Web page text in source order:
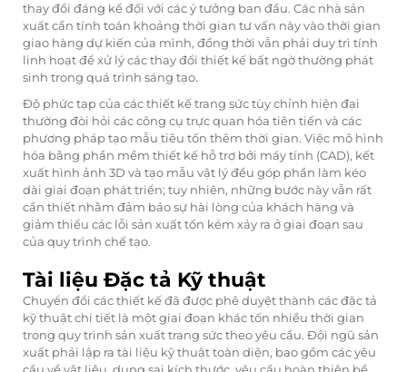
thay đổi đáng kể đối với các ý tưởng ban đầu. Các nhà sản
xuất cần tính toán khoảng thời gian tư vấn này vào thời gian
giao hàng dự kiến của mình, đồng thời vẫn phải duy trì tính
linh hoạt để xử lý các thay đổi thiết kế bất ngờ thường phát
sinh trong quá trình sáng tạo.
Độ phức tạp của các thiết kế trang sức tùy chỉnh hiện đại
thường đòi hỏi các công cụ trực quan hóa tiên tiến và các
phương pháp tạo mẫu tiêu tốn thêm thời gian. Việc mô hình
hóa bằng phần mềm thiết kế hỗ trợ bởi máy tính (CAD), kết
xuất hình ảnh 3D và tạo mẫu vật lý đều góp phần làm kéo
dài giai đoạn phát triển; tuy nhiên, những bước này vẫn rất
cần thiết nhằm đảm bảo sự hài lòng của khách hàng và
giảm thiểu các lỗi sản xuất tốn kém xảy ra ở giai đoạn sau
của quy trình chế tạo.
Tài liệu Đặc tả Kỹ thuật
Chuyển đổi các thiết kế đã được phê duyệt thành các đặc tả
kỹ thuật chi tiết là một giai đoạn khác tốn nhiều thời gian
trong quy trình sản xuất trang sức theo yêu cầu. Đội ngũ sản
xuất phải lập ra tài liệu kỹ thuật toàn diện, bao gồm các yêu